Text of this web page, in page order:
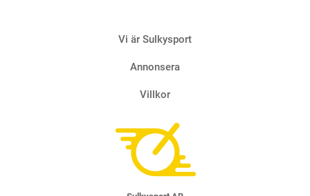
Vi är Sulkysport
Annonsera
Villkor